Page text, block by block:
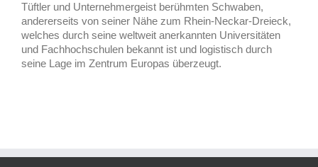
Tüftler und Unternehmergeist berühmten Schwaben,
andererseits von seiner Nähe zum Rhein-Neckar-Dreieck,
welches durch seine weltweit anerkannten Universitäten
und Fachhochschulen bekannt ist und logistisch durch
seine Lage im Zentrum Europas überzeugt.